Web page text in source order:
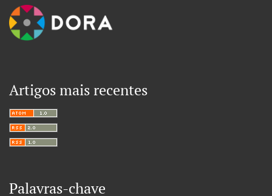
Artigos mais recentes
Palavras-chave